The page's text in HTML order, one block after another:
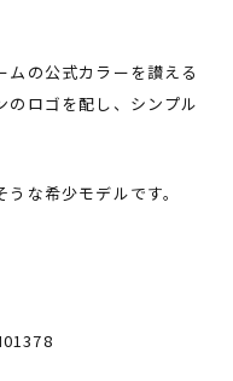
の公式カラーを讃える
のロゴを配し、シンプル
な希少モデルです。